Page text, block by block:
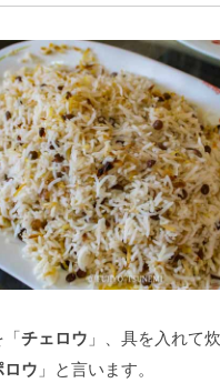
「チェロウ 」、具を入れて
ロウ 」と言います。